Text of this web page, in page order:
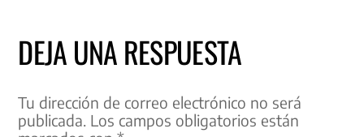
DEJA UNA RESPUESTA
Tu dirección de correo electrónico no será
publicada. Los campos obligatorios están